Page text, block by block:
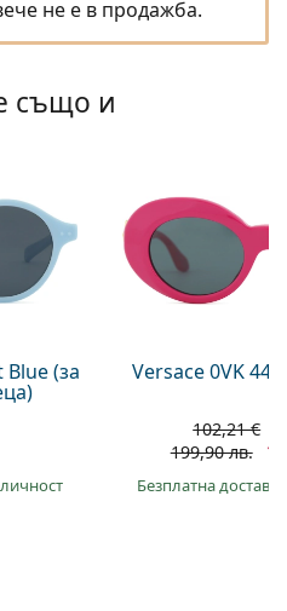
не е в продажба.
също и
(за Versace 0VK
102,21 €
199,90 лв.
Безплатна